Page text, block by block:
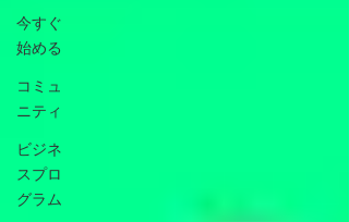
今すぐ
始める
コミュ
ニティ
ビジネ
スプロ
グラム